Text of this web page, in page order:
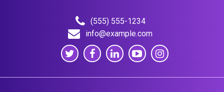
(555) 555-1234
info@example.com